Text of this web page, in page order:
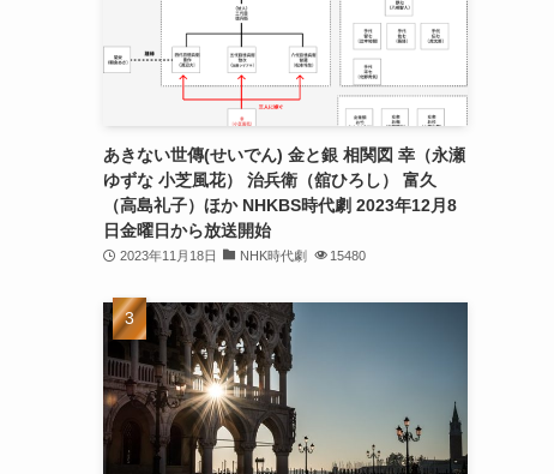
あきない世傳(せいでん) 金と銀 相関図 幸（永瀬
ゆずな 小芝風花） 治兵衛（舘ひろし） 富久
（高島礼子）ほか NHKBS時代劇 2023年12月8
日金曜日から放送開始
2023年11月18日 NHK時代劇 15480